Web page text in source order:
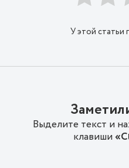
У этой статьи
Выделите текст и
клавиши